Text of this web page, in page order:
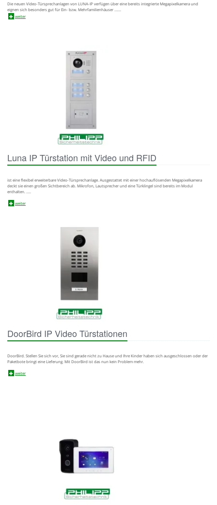
Die neuen Video-Türsprechanlagen von LUNA-IP verfügen über eine bereits integrierte Megapixelkamera und
eignen sich besonders gut für Ein- bzw. Mehrfamilienhäuser …….
weiter
Luna IP Türstation mit Video und RFID
ist eine flexibel erweiterbare Video-Türsprechanlage. Ausgestattet mit einer hochauflösenden Megapixelkamera
deckt sie einen großen Sichtbereich ab. Mikrofon, Lautsprecher und eine Türklingel sind bereits im Modul
enthalten. …..
weiter
DoorBird IP Video Türstationen
DoorBird. Stellen Sie sich vor, Sie sind gerade nicht zu Hause und Ihre Kinder haben sich ausgeschlossen oder der
Paketbote bringt eine Lieferung. Mit DoorBird ist das nun kein Problem mehr.
weiter